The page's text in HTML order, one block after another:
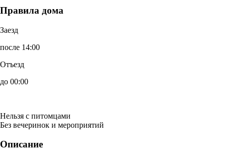
Правила дома
Заезд
после 14:00
Отъезд
до 00:00
Нельзя с питомцами
Без вечеринок и мероприятий
Описание